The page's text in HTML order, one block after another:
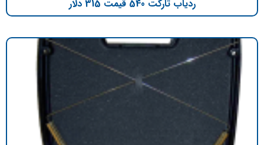
ردیاب تارگت 540 قیمت 315 دلار